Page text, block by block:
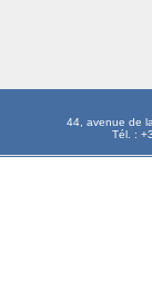
44, avenue de
Tél. :